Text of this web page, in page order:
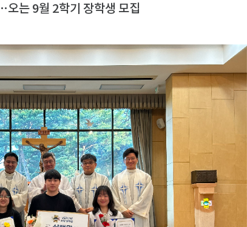
는 9월 2학기 장학생 모집